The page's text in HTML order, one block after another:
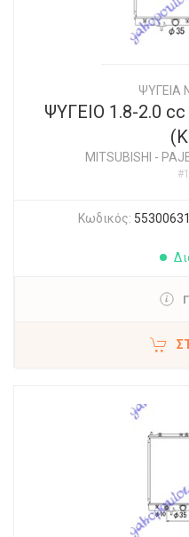
ΨΥΓΕΙΑ
ΨΥΓΕΙΟ 1.8-2.0
MITSUBISHI -
Κωδικός: